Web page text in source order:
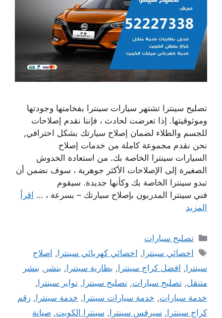
تصليح سينترا تشتهر سيارات سينترا بفخامتها وجودتها
وموثوقيتها. إذا تعرضت لحادث ، فإننا نقدم إصلاحات
للجسم والطلاء لضمان إصلاح سيارتك بشكل احترافي,
نحن نقدم مجموعة كاملة من خدمات إصلاح
السيارات سينترا الخاصة بك. من استعادة الخدوش
الصغيرة إلى الإصلاحات الأكثر جوهرية ، سوف نضمن أن
تبدو سينترا الخاصة بك وكأنها جديدة. سيقوم
فني سينترا المدربون بإصلاح سيارتك – بسرعة ، … اقرأ
المزيد
التصنيفات
تصليح سيارات
الوسوم
اخصائي سينترا, اخصائي كهربائي سينترا, اصلاح
سينترا, افضل كراج سينترا, بطارية سينترا, بنشر , بنشر
متنقل, تصليح سيارات, تصليح سينترا, تواير سينترا,
خدمة سيارات, خدمة سيارات سينترا, خدمة سينترا, رقم
كراج سينترا, سيرفس سينترا, سينترا الكويت, صيانة